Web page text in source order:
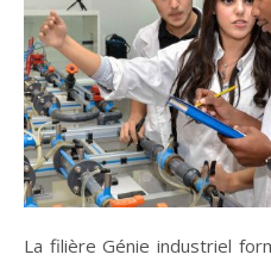
La filière Génie industriel